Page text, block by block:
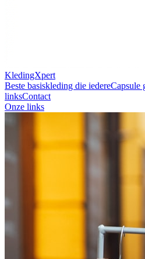
KledingXpert
Beste basiskleding die iedereCapsule
linksContact
Onze links